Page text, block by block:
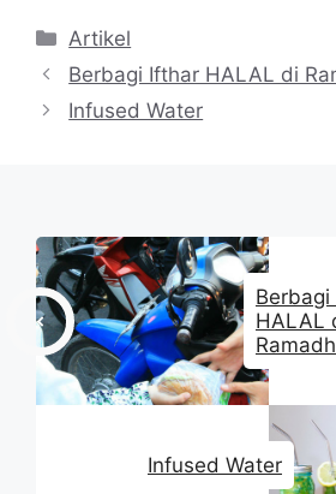
Kategori
Artikel
Berbagi Ifthar HALAL di
Infused Water
HALAL
Infused Water